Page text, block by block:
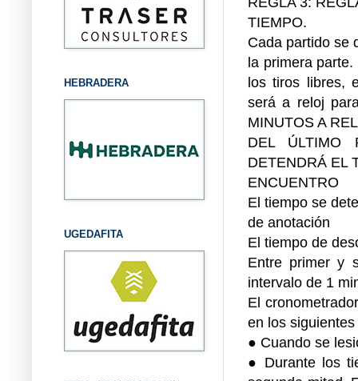
TIEMPO.
Cada partido se
la primera
los tiros libres,
será a reloj
MINUTOS A
DEL ÚLTIMO
DETENDRÁ EL
ENCUENTRO
El tiempo se
de anotación
El tiempo de
Entre primer y
intervalo de 1
El
en los
● Cuando se
● Durante los
HEBRADERA
UGEDAFITA